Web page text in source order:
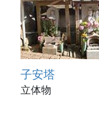
子安塔
立体物